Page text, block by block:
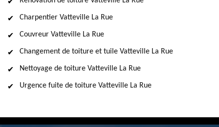
Charpentier Vatteville La Rue
Couvreur Vatteville La Rue
Changement de toiture et tuile Vatteville La Rue
Nettoyage de toiture Vatteville La Rue
Urgence fuite de toiture Vatteville La Rue